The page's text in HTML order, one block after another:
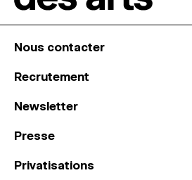
Nous contacter
Recrutement
Newsletter
Presse
Privatisations